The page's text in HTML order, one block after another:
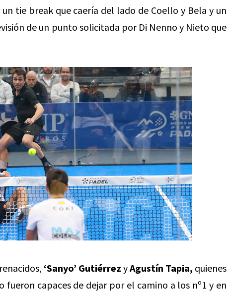
tie break que caería del lado de Coello y Bela y un
de un punto solicitada por Di Nenno y Nieto que
‘Sanyo’ Gutiérrez yAgustín Tapia, quienes
fueron capaces de dejar por el camino a los nº1 y en